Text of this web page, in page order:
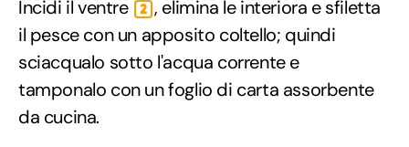
Incidi il ventre 2 , elimina le interiora e sfiletta
il pesce con un apposito coltello; quindi
sciacqualo sotto l'acqua corrente e
tamponalo con un foglio di carta assorbente
da cucina.